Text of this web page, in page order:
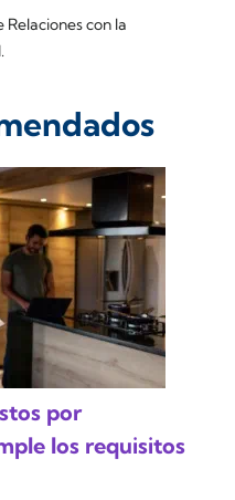
con la
por
los requisitos